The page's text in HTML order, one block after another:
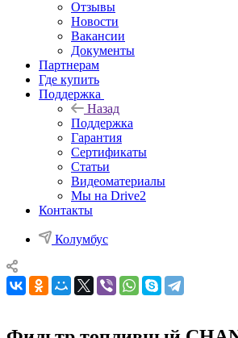
Отзывы
Новости
Вакансии
Документы
Партнерам
Где купить
Поддержка
Назад
Поддержка
Гарантия
Сертификаты
Статьи
Видеоматериалы
Мы на Drive2
Контакты
Колумбус